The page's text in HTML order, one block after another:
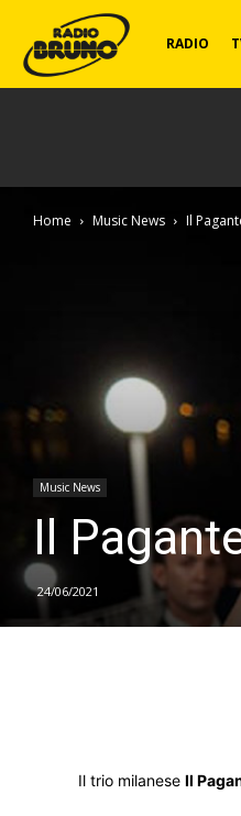
Radio
RADIO
Home Music News Il
Music News
Il
24/06/2021
Il trio milanese Il